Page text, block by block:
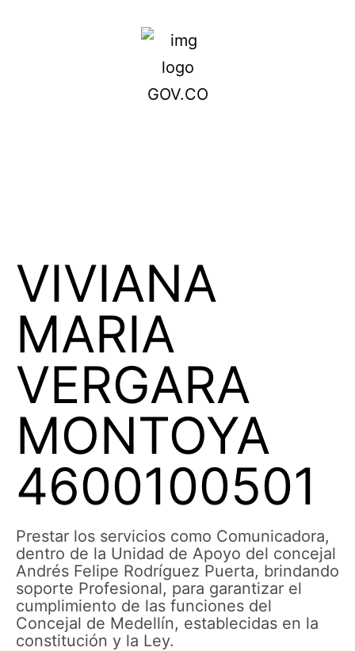
VIVIANA
MARIA
VERGARA
MONTOYA
4600100501
Prestar los servicios como Comunicadora,
dentro de la Unidad de Apoyo del concejal
Andrés Felipe Rodríguez Puerta, brindando
soporte Profesional, para garantizar el
cumplimiento de las funciones del
Concejal de Medellín, establecidas en la
constitución y la Ley.